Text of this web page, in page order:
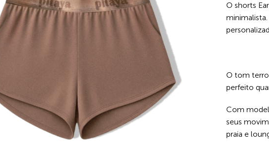
O shorts
O tom
perfeito
Com
seus
praia e